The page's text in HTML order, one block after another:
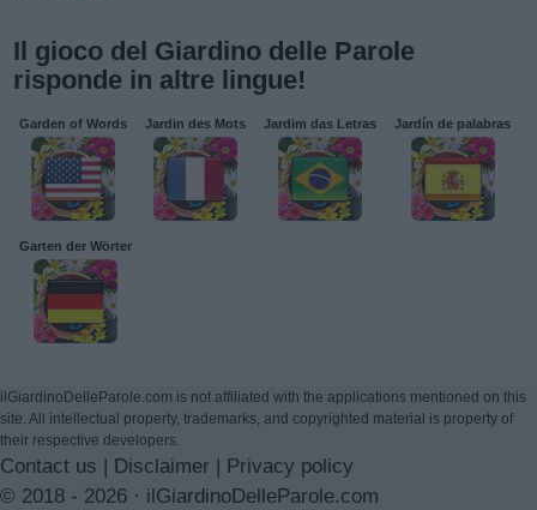
Il gioco del Giardino delle Parole
risponde in altre lingue!
Garden of Words Jardin des Mots Jardim das Letras Jardín de palabras
Garten der Wörter
ilGiardinoDelleParole.com is not affiliated with the applications mentioned on this
site. All intellectual property, trademarks, and copyrighted material is property of
their respective developers.
Contact us | Disclaimer | Privacy policy
© 2018 - 2026 · ilGiardinoDelleParole.com